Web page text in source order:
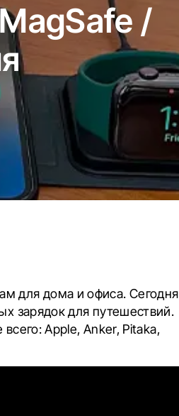
/
для дома и офиса. Сегодня
зарядок для путешествий.
Apple, Anker, Pitaka,